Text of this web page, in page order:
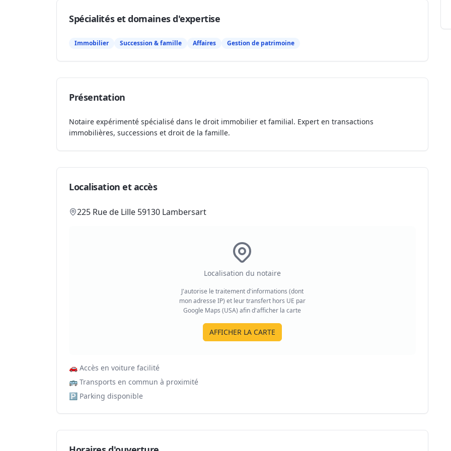
Spécialités et domaines d'expertise
Immobilier Succession & famille Affaires Gestion de patrimoine
Présentation
Notaire expérimenté spécialisé dans le droit immobilier et familial. Expert en transactions
immobilières, successions et droit de la famille.
Localisation et accès
225 Rue de Lille 59130 Lambersart
Localisation du notaire
J'autorise le traitement d'informations (dont
mon adresse IP) et leur transfert hors UE par
Google Maps (USA) afin d'afficher la carte
AFFICHER LA CARTE
🚗 Accès en voiture facilité
🚌 Transports en commun à proximité
🅿️ Parking disponible